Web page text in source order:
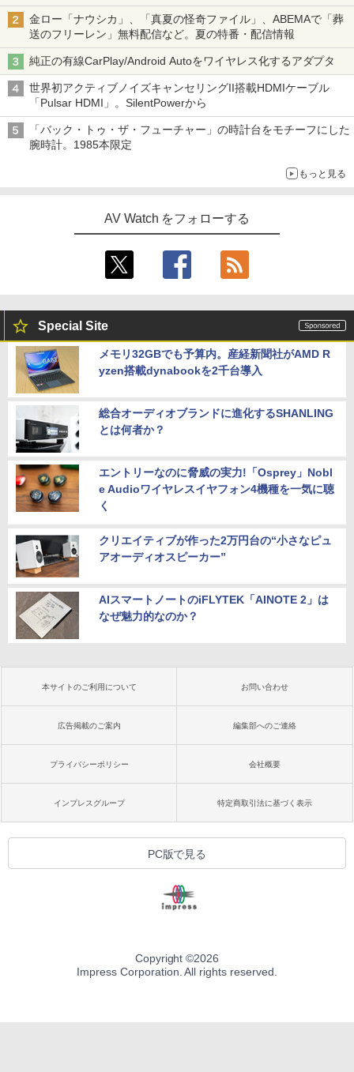
金ロー「ナウシカ」、「真夏の怪奇ファイル」、ABEMAで「葬
送のフリーレン」無料配信など。夏の特番・配信情報
純正の有線CarPlay/Android Autoをワイヤレス化するアダプタ
世界初アクティブノイズキャンセリングII搭載HDMIケーブル
「Pulsar HDMI」。SilentPowerから
「バック・トゥ・ザ・フューチャー」の時計台をモチーフにした
腕時計。1985本限定
もっと見る
AV Watch をフォローする
Special Site
メモリ32GBでも予算内。産経新聞社がAMD R
yzen搭載dynabookを2千台導入
総合オーディオブランドに進化するSHANLING
とは何者か？
エントリーなのに脅威の実力!「Osprey」Nobl
e Audioワイヤレスイヤフォン4機種を一気に聴
く
クリエイティブが作った2万円台の“小さなピュ
アオーディオスピーカー”
AIスマートノートのiFLYTEK「AINOTE 2」は
なぜ魅力的なのか？
本サイトのご利用について お問い合わせ
広告掲載のご案内 編集部へのご連絡
プライバシーポリシー 会社概要
インプレスグループ 特定商取引法に基づく表示
PC版で見る
Copyright ©2026
Impress Corporation. All rights reserved.